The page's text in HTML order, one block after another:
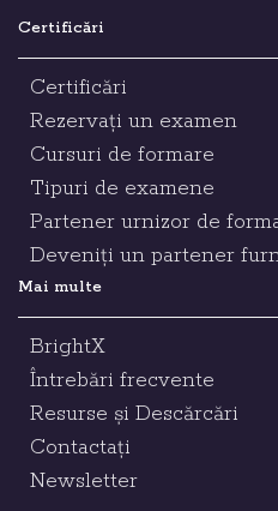
Certificări
Certificări
Rezervați un examen
Cursuri de formare
Tipuri de examene
Partener urnizor de
Deveniți un partener
Mai multe
BrightX
Întrebări frecvente
Resurse și Descărcări
Contactați
Newsletter